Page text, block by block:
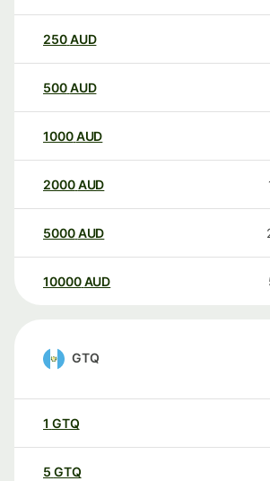
250AUD
500AUD
1000AUD
2000AUD
5000AUD
10000 AUD
GTQ
1 GTQ
5 GTQ